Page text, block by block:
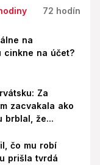
72 hodín
na
cinkne na účet?
Za
zacvakala ako
brblal, že...
čo mu robí
prišla tvrdá